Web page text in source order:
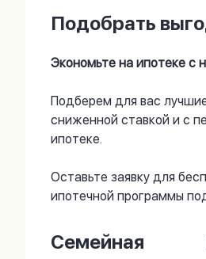
Подобрать
Экономьте на ипотеке с
Подберем для вас
сниженной ставкой и с
ипотеке.
Оставьте заявку для
ипотечной программы
Семейная